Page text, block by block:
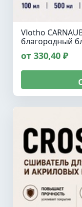
Vlotho
благородный
от 330,40 ₽